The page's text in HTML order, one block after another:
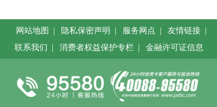
网站地图 | 隐私保密声明 | 服务网点 | 友情链接 |
联系我们 | 消费者权益保护专栏 | 金融许可证信息